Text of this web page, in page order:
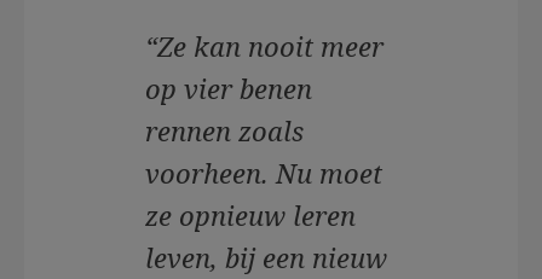
“Ze kan nooit meer
op vier benen
rennen zoals
voorheen. Nu moet
ze opnieuw leren
leven, bij een nieuw